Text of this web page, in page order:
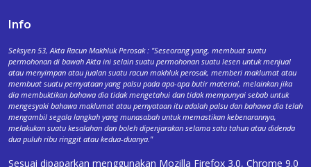
Info
Seksyen 53, Akta Racun Makhluk Perosak : "Seseorang yang, membuat suatu
permohonan di bawah Akta ini selain suatu permohonan suatu lesen untuk menjual
atau menyimpan atau jualan suatu racun makhluk perosak, memberi maklumat atau
membuat suatu pernyataan yang palsu pada apa-apa butir material, melainkan jika
dia membuktikan bahawa dia tidak mengetahui dan tidak mempunyai sebab untuk
mengesyaki bahawa maklumat atau pernyataan itu adalah palsu dan bahawa dia telah
mengambil segala langkah yang munasabah untuk memastikan kebenarannya,
melakukan suatu kesalahan dan boleh dipenjarakan selama satu tahun atau didenda
dua puluh ribu ringgit atau kedua-duanya."
Sesuai dipaparkan menggunakan Mozilla Firefox 3.0, Chrome 9.0